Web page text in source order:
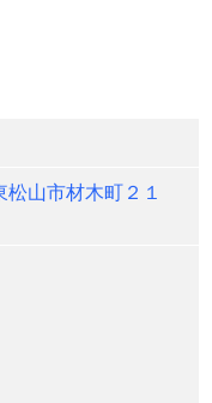
山市材木町２１